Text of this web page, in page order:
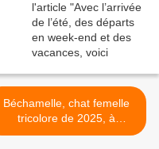
Béchamelle, chat femelle
tricolore de 2025, à
l'adoption -> adoptée avec